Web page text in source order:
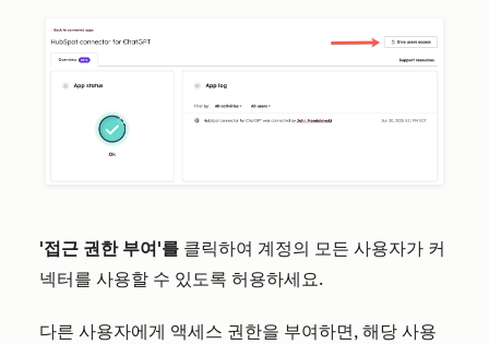
'접근 권한 부여'를 클릭하여 계정의 모든 사용자가 커
넥터를 사용할 수 있도록 허용하세요.
다른 사용자에게 액세스 권한을 부여하면, 해당 사용